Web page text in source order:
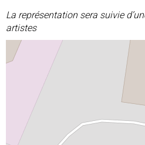
La représentation sera suivie
artistes